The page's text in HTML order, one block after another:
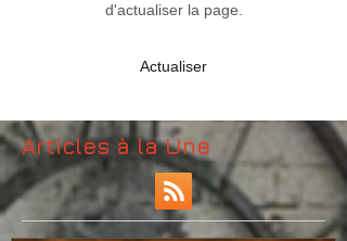
d'actualiser la page.
Actualiser
Articles à la Une